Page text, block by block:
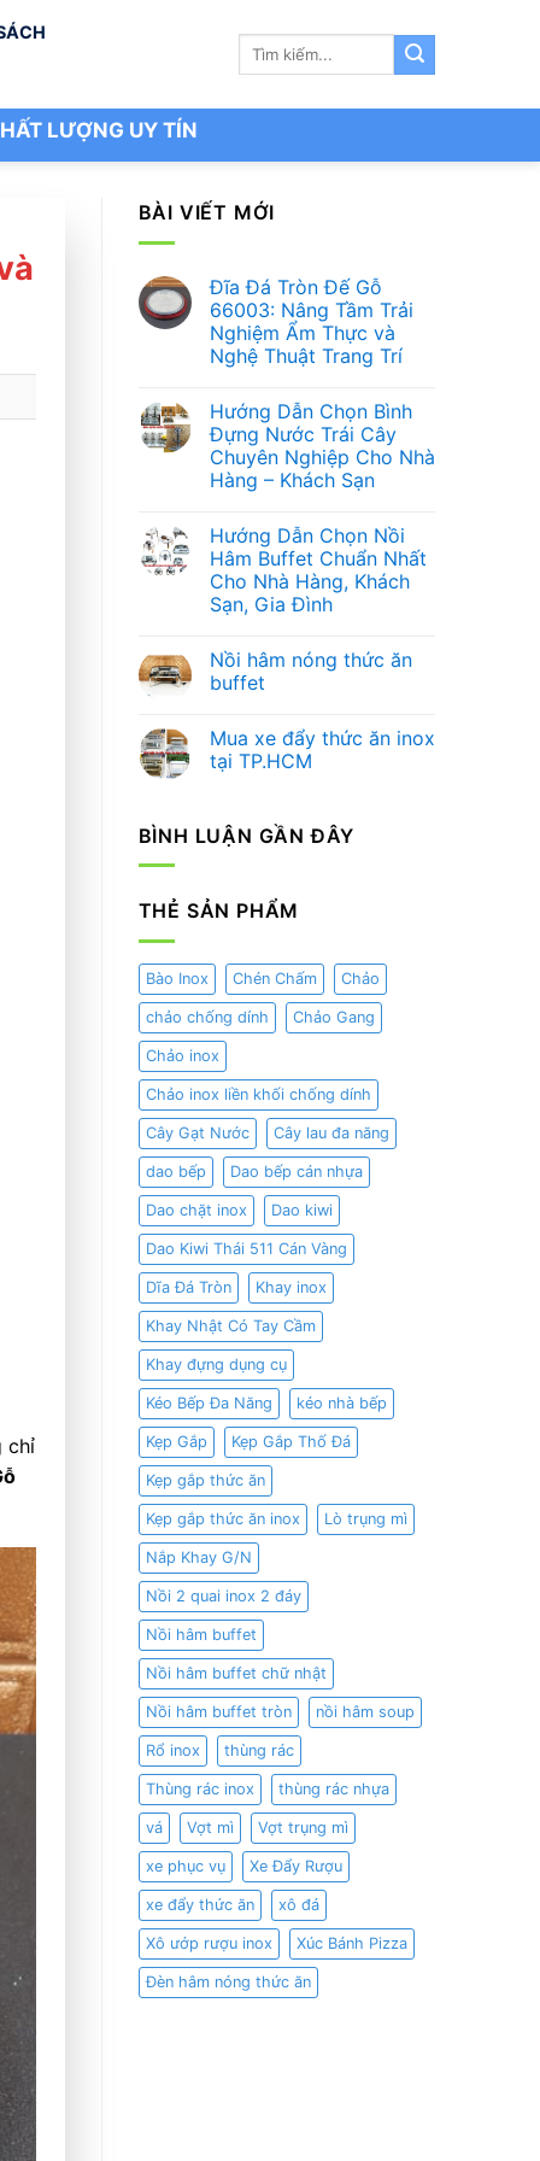
Tìm
LƯỢNG UY TÍN
chỉ
BÀI VIẾT MỚI
Đĩa Đá Tròn Đế Gỗ
66003: Nâng Tầm Trải
Nghiệm Ẩm Thực và
Nghệ Thuật Trang Trí
bình
luận
ở
Đĩa
Đá
Tròn
66003:
Nâng
Tầm
Trải
Nghiệm
Ẩm
Nghệ
Thuật
Trang
Hướng Dẫn Chọn Bình
Đựng Nước Trái Cây
Chuyên Nghiệp Cho Nhà
Hàng – Khách Sạn
bình
luận
ở
Hướng
Dẫn
Chọn
Nước
Trái
Cây
Cho
Nhà
Hàng
Hướng Dẫn Chọn Nồi
Hâm Buffet Chuẩn Nhất
Cho Nhà Hàng, Khách
Sạn, Gia Đình
bình
luận
ở
Chọn
Nồi
Hâm
Cho
Nhà
Gia
Nồi hâm nóng thức ăn
buffet
bình
luận
ở
thức
ăn
Mua xe đẩy thức ăn inox
tại TP.HCM
luận
ở
thức
TP.HCM
BÌNH LUẬN GẦN ĐÂY
THẺ SẢN PHẨM
Bào Inox Chén Chấm Chảo
chảo chống dính Chảo Gang
Chảo inox
Chảo inox liền khối chống dính
Cây Gạt Nước Cây lau đa năng
dao bếp Dao bếp cán nhựa
Dao chặt inox Dao kiwi
Dao Kiwi Thái 511 Cán Vàng
Dĩa Đá Tròn Khay inox
Khay Nhật Có Tay Cầm
Khay đựng dụng cụ
Kéo Bếp Đa Năng kéo nhà bếp
Kẹp Gắp Kẹp Gắp Thố Đá
Kẹp gắp thức ăn
Kẹp gắp thức ăn inox Lò trụng mì
Nắp Khay G/N
Nồi 2 quai inox 2 đáy
Nồi hâm buffet
Nồi hâm buffet chữ nhật
Nồi hâm buffet tròn nồi hâm soup
Rổ inox thùng rác
Thùng rác inox thùng rác nhựa
vá Vợt mì Vợt trụng mì
xe phục vụ Xe Đẩy Rượu
xe đẩy thức ăn xô đá
Xô ướp rượu inox Xúc Bánh Pizza
Đèn hâm nóng thức ăn